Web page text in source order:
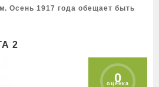
Осень 1917 года обещает быть
2
0
оценка